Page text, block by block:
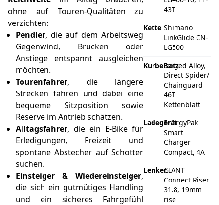
ohne auf Touren-Qualitäten zu
verzichten:
Pendler, die auf dem Arbeitsweg
Gegenwind, Brücken oder
Anstiege entspannt ausgleichen
möchten.
Tourenfahrer, die längere
Strecken fahren und dabei eine
bequeme Sitzposition sowie
Reserve im Antrieb schätzen.
Alltagsfahrer, die ein E‑Bike für
Erledigungen, Freizeit und
spontane Abstecher auf Schotter
suchen.
Einsteiger & Wiedereinsteiger,
die sich ein gutmütiges Handling
und ein sicheres Fahrgefühl
43T
Kette Shimano
LinkGlide CN-
LG500
KurbelsatzForged Alloy,
Direct Spider/
Chainguard
46T
Kettenblatt
LadegerätEnergyPak
Smart
Charger
Compact, 4A
LenkerGIANT
Connect Riser
31.8, 19mm
rise